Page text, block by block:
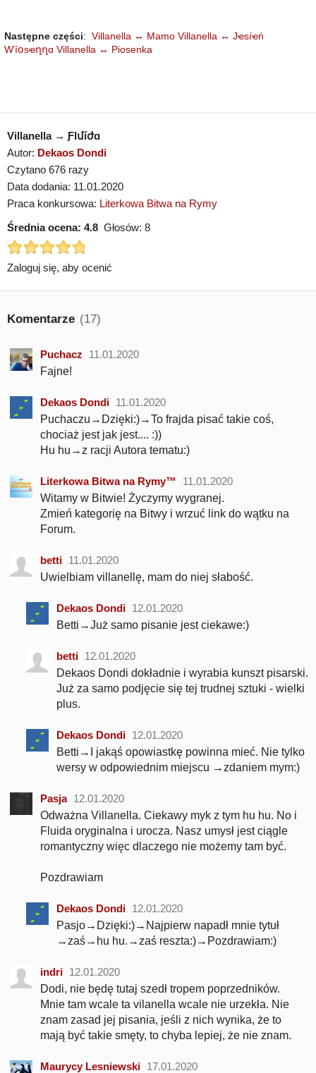
Następne części: Villanella ↔ Mamo Villanella ↔ Jҽsíҽń
Ⱳíօsҽղղɑ Villanella ↔ Piosenka
Villanella → ƑƖմíժɑ
Autor: Dekaos Dondi
Czytano 676 razy
Data dodania: 11.01.2020
Praca konkursowa: Literkowa Bitwa na Rymy
Średnia ocena: 4.8 Głosów: 8
Zaloguj się, aby ocenić
Komentarze (17)
Puchacz
11.01.2020
Fajne!
Dekaos Dondi 11.01.2020
Puchaczu→Dzięki:)→To frajda pisać takie coś,
chociaż jest jak jest.... :))
Hu hu→z racji Autora tematu:)
Literkowa Bitwa na Rymy™
11.01.2020
Witamy w Bitwie! Życzymy wygranej.
Zmień kategorię na Bitwy i wrzuć link do wątku na
Forum.
betti 11.01.2020
Uwielbiam villanellę, mam do niej słabość.
Dekaos Dondi 12.01.2020
Betti→Już samo pisanie jest ciekawe:)
betti 12.01.2020
Dekaos Dondi dokładnie i wyrabia kunszt pisarski.
Już za samo podjęcie się tej trudnej sztuki - wielki
plus.
Dekaos Dondi 12.01.2020
Betti→I jakąś opowiastkę powinna mieć. Nie tylko
wersy w odpowiednim miejscu →zdaniem mym:)
Pasja 12.01.2020
Odważna Villanella. Ciekawy myk z tym hu hu. No i
Fluida oryginalna i urocza. Nasz umysł jest ciągle
romantyczny więc dlaczego nie możemy tam być.
Pozdrawiam
Dekaos Dondi 12.01.2020
Pasjo→Dzięki:)→Najpierw napadł mnie tytuł
→zaś→hu hu.→zaś reszta:)→Pozdrawiam:)
indri 12.01.2020
Dodi, nie będę tutaj szedł tropem poprzedników.
Mnie tam wcale ta vilanella wcale nie urzekła. Nie
znam zasad jej pisania, jeśli z nich wynika, że to
mają być takie smęty, to chyba lepiej, że nie znam.
Maurycy Lesniewski 17.01.2020